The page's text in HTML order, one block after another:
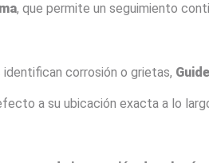
, que permite un seguimiento
identifican corrosión o grietas,
a su ubicación exacta a lo